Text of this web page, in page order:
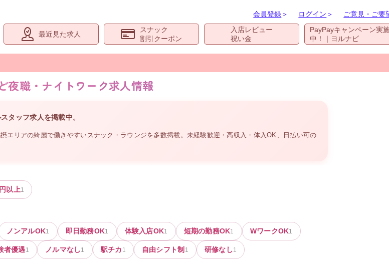
会員登録＞ ログイン ＞ ご意見・ご要
最近見た求人
スナック
割引クーポン
入店レビュー
祝い金
PayPayキャンペーン実
中！｜ヨルナビ
夜職・ナイトワーク求人情報
タッフ求人を掲載中。
エリアの綺麗で働きやすいスナック・ラウンジを多数掲載。未経験歓迎・高収入・体入OK、日払い可の
円以上1
ノンアルOK1 即日勤務OK1 体験入店OK1 短期の勤務OK1 WワークOK1
者優遇 1 ノルマなし1 駅チカ 1 自由シフト制 1 研修なし1